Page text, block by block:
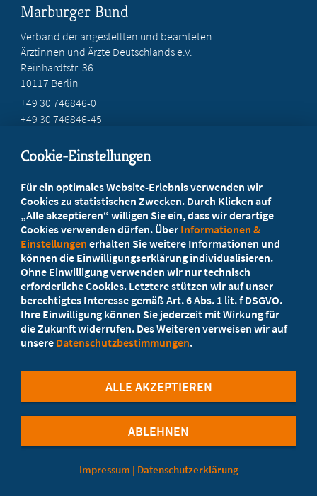
Marburger Bund
Verband der angestellten und beamteten
Ärztinnen und Ärzte Deutschlands e.V.
Reinhardtstr. 36
10117 Berlin
+49 30 746846-0
+49 30 746846-45
Ihr Landesverband berät Sie!
Ansprechpartner
Werden Sie jetzt Mitglied!
5 Vorteile einer Mitgliedschaft
©Marburger Bund
Cookie-Einstellungen Kontaktformular
Cookie-Einstellungen
Für ein optimales Website-Erlebnis verwenden wir
Cookies zu statistischen Zwecken. Durch Klicken auf
„Alle akzeptieren“ willigen Sie ein, dass wir derartige
Cookies verwenden dürfen. Über Informationen &
Einstellungen erhalten Sie weitere Informationen und
können die Einwilligungserklärung individualisieren.
Ohne Einwilligung verwenden wir nur technisch
erforderliche Cookies. Letztere stützen wir auf unser
berechtigtes Interesse gemäß Art. 6 Abs. 1 lit. f DSGVO.
Ihre Einwilligung können Sie jederzeit mit Wirkung für
die Zukunft widerrufen. Des Weiteren verweisen wir auf
unsere Datenschutzbestimmungen.
ABLEHNEN
ALLE AKZEPTIEREN
Impressum | Datenschutzerklärung